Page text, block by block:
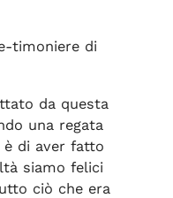
timoniere di
da questa
una regata
di aver fatto
siamo felici
ciò che era